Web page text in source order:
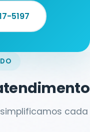
5197
cada